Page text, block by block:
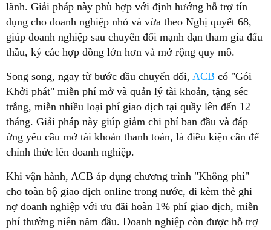
lãnh. Giải pháp này phù hợp với định hướng hỗ trợ tín
dụng cho doanh nghiệp nhỏ và vừa theo Nghị quyết 68,
giúp doanh nghiệp sau chuyển đổi mạnh dạn tham gia đấu
thầu, ký các hợp đồng lớn hơn và mở rộng quy mô.
Song song, ngay từ bước đầu chuyển đổi, ACB có "Gói
Khởi phát" miễn phí mở và quản lý tài khoản, tặng séc
trắng, miễn nhiều loại phí giao dịch tại quầy lên đến 12
tháng. Giải pháp này giúp giảm chi phí ban đầu và đáp
ứng yêu cầu mở tài khoản thanh toán, là điều kiện cần để
chính thức lên doanh nghiệp.
Khi vận hành, ACB áp dụng chương trình "Không phí"
cho toàn bộ giao dịch online trong nước, đi kèm thẻ ghi
nợ doanh nghiệp với ưu đãi hoàn 1% phí giao dịch, miễn
phí thường niên năm đầu. Doanh nghiệp còn được hỗ trợ